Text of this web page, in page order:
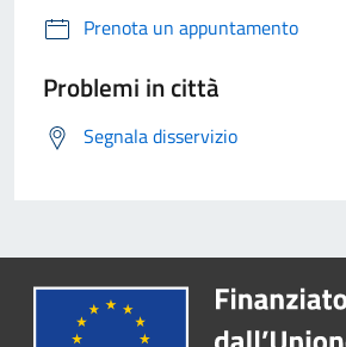
Prenota un appuntamento
Problemi in città
Segnala disservizio